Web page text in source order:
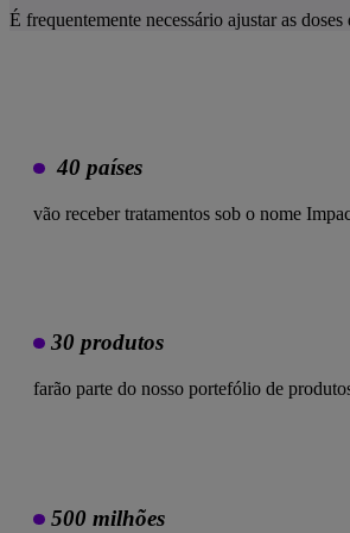
É frequentemente necessário ajustar as
40 países
vão receber tratamentos sob o nome
30 produtos
farão parte do nosso portefólio de
500 milhões